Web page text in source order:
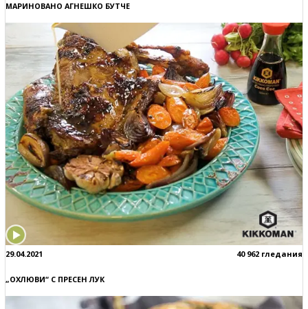
МАРИНОВАНО АГНЕШКО БУТЧЕ
29.04.2021 40 962 гледания
„ОХЛЮВИ“ С ПРЕСЕН ЛУК